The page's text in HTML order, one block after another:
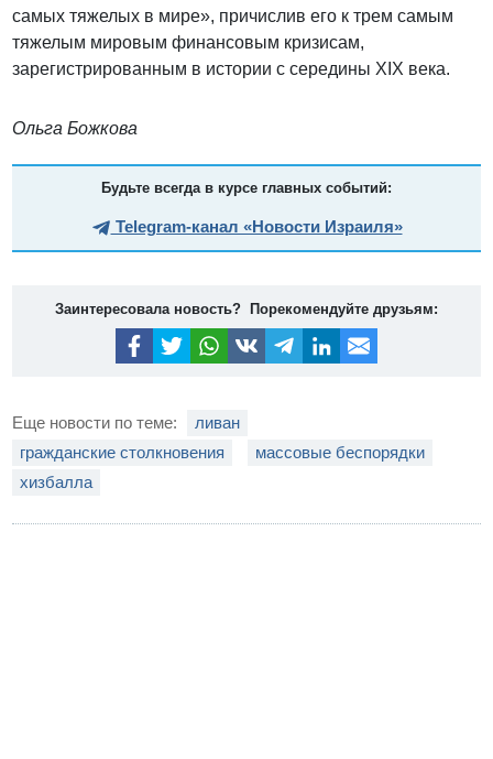
самых тяжелых в мире», причислив его к трем самым
тяжелым мировым финансовым кризисам,
зарегистрированным в истории с середины XIX века.
Ольга Божкова
Будьте всегда в курсе главных событий:
Telegram-канал «Новости Израиля»
Заинтересовала новость? Порекомендуйте друзьям:
Еще новости по теме:
ливан
гражданские столкновения
массовые беспорядки
хизбалла